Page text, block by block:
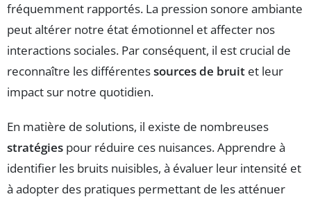
fréquemment rapportés. La pression sonore ambiante
peut altérer notre état émotionnel et affecter nos
interactions sociales. Par conséquent, il est crucial de
reconnaître les différentessources de bruit et leur
impact sur notre quotidien.
En matière de solutions, il existe de nombreuses
stratégies pour réduire ces nuisances. Apprendre à
identifier les bruits nuisibles, à évaluer leur intensité et
à adopter des pratiques permettant de les atténuer